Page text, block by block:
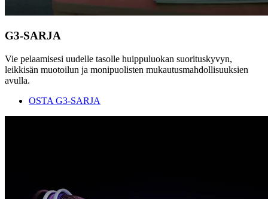
G3-SARJA
Vie pelaamisesi uudelle tasolle huippuluokan suorituskyvyn,
leikkisän muotoilun ja monipuolisten mukautusmahdollisuuksien
avulla.
OSTA G3-SARJA